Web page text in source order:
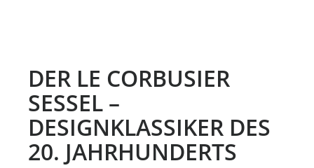
DER LE CORBUSIER
SESSEL –
DESIGNKLASSIKER DES
20. JAHRHUNDERTS